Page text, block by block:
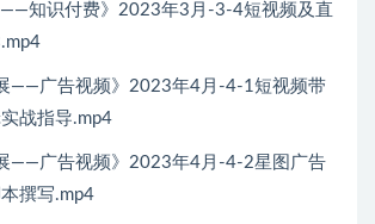
知识付费》2023年3月-3-4短视频及直
——广告视频》2023年4月-4-1短视频带
战指导.mp4
——广告视频》2023年4月-4-2星图广告
撰写.mp4